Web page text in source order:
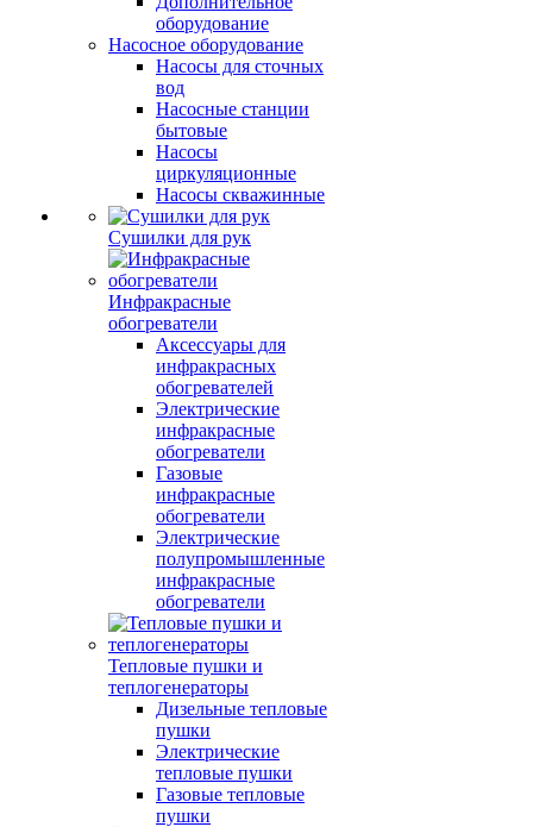
оборудование
Насосное оборудование
Насосы для сточных
вод
Насосные станции
бытовые
Насосы
циркуляционные
Насосы скважинные
Сушилки для рук
Инфракрасные
обогреватели
Аксессуары для
инфракрасных
обогревателей
Электрические
инфракрасные
обогреватели
Газовые
инфракрасные
обогреватели
Электрические
полупромышленные
инфракрасные
обогреватели
Тепловые пушки и
теплогенераторы
Дизельные тепловые
пушки
Электрические
тепловые пушки
Газовые тепловые
пушки